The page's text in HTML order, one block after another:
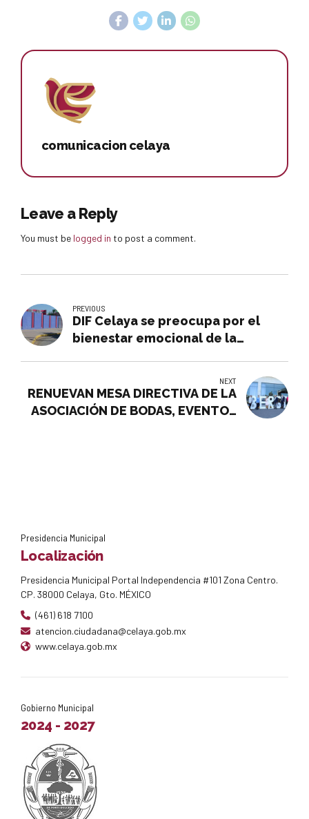
comunicacion celaya
Leave a Reply
You must be logged in to post a comment.
PREVIOUS
DIF Celaya se preocupa por el
bienestar emocional de la
NEXT
RENUEVAN MESA DIRECTIVA DE LA
ASOCIACIÓN DE BODAS, EVENTOS
Presidencia Municipal
Localización
Presidencia Municipal Portal Independencia #101 Zona Centro.
CP. 38000 Celaya, Gto. MÉXICO
(461) 618 7100
atencion.ciudadana@celaya.gob.mx
www.celaya.gob.mx
Gobierno Municipal
2024 - 2027